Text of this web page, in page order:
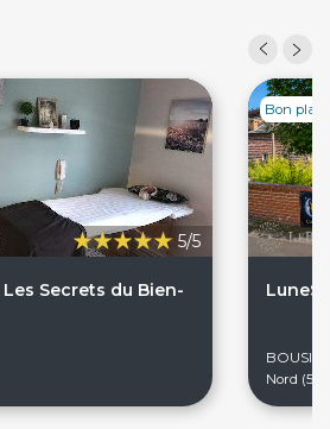
5/5
Secrets du Bien-
Nord (59)
Bon plan